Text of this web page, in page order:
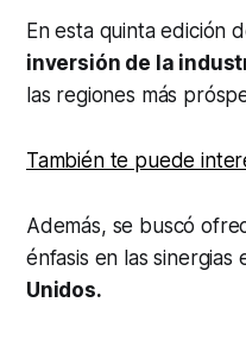
En esta quinta edición
inversión de la
las regiones más
También te puede
Además, se buscó
énfasis en las sinergias
Unidos.